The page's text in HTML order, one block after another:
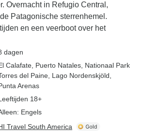
Overnacht in Refugio Central,
Patagonische sterrenhemel.
en een veerboot over het
dagen
Calafate , Puerto Natales , Nationaal Park
del Paine , Lago Nordenskjöld
Arenas
18+
Engels
Travel South America